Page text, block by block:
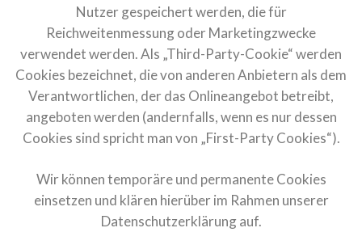
Nutzer gespeichert werden, die für
Reichweitenmessung oder Marketingzwecke
verwendet werden. Als „Third-Party-Cookie“ werden
Cookies bezeichnet, die von anderen Anbietern als dem
Verantwortlichen, der das Onlineangebot betreibt,
angeboten werden (andernfalls, wenn es nur dessen
Cookies sind spricht man von „First-Party Cookies“).
Wir können temporäre und permanente Cookies
einsetzen und klären hierüber im Rahmen unserer
Datenschutzerklärung auf.